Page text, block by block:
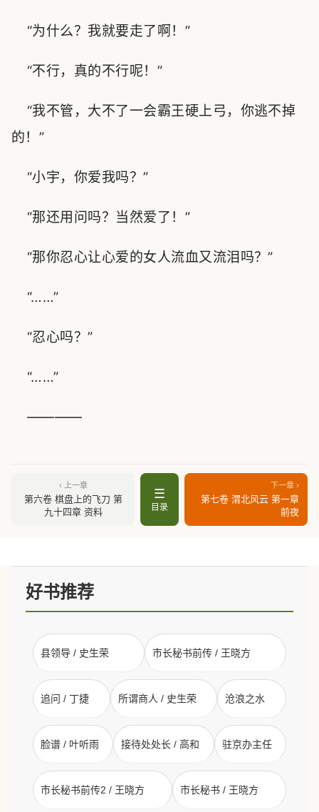
“为什么？我就要走了啊！”
“不行，真的不行呢！”
“我不管，大不了一会霸王硬上弓，你逃不掉
的！”
“小宇，你爱我吗？”
“那还用问吗？当然爱了！”
“那你忍心让心爱的女人流血又流泪吗？”
“……”
“忍心吗？”
“……”
————
‹ 上一章
第六卷 棋盘上的飞刀 第
九十四章 资料
☰
目录
下一章 ›
第七卷 渭北风云 第一章
前夜
好书推荐
县领导 / 史生荣 市长秘书前传 / 王晓方
追问 / 丁捷 所谓商人 / 史生荣 沧浪之水
脸谱 / 叶听雨 接待处处长 / 高和 驻京办主任
市长秘书前传2 / 王晓方 市长秘书 / 王晓方